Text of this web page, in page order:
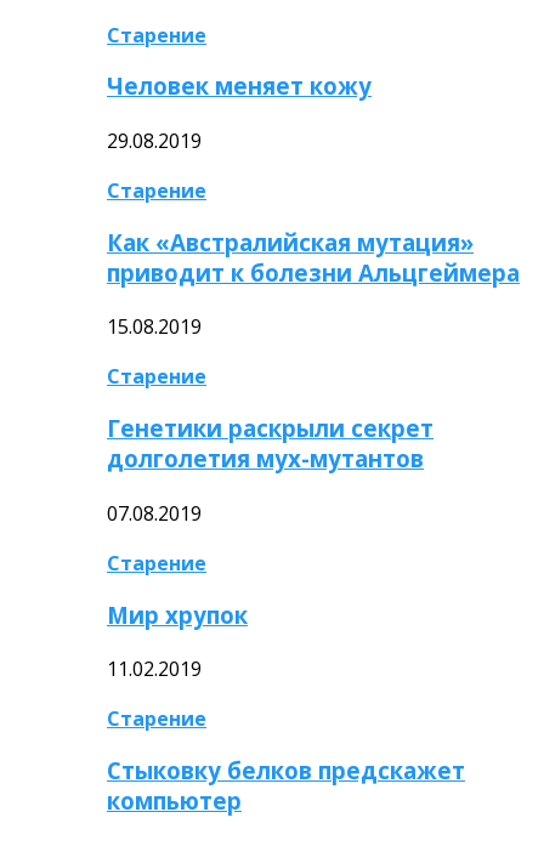
Старение
Человек меняет кожу
29.08.2019
Старение
Как «Австралийская мутация»
приводит к болезни Альцгеймера
15.08.2019
Старение
Генетики раскрыли секрет
долголетия мух-мутантов
07.08.2019
Старение
Мир хрупок
11.02.2019
Старение
Стыковку белков предскажет
компьютер